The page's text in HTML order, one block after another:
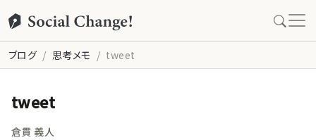
ブログ 思考メモ tweet
tweet
倉貫 義人